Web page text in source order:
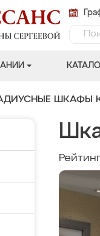
КАТАЛОГ
ШКАФЫ